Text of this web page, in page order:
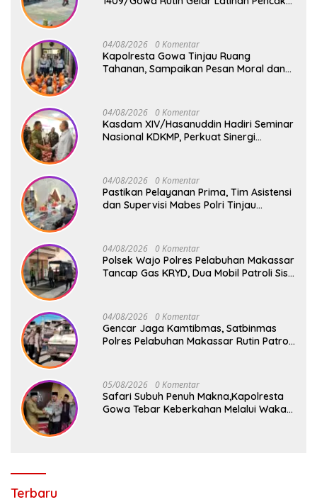
04/08/2026 0 Komentar
Kapolresta Gowa Tinjau Ruang
Tahanan, Sampaikan Pesan Moral dan
04/08/2026 0 Komentar
Kasdam XIV/Hasanuddin Hadiri Seminar
Nasional KDKMP, Perkuat Sinergi
04/08/2026 0 Komentar
Pastikan Pelayanan Prima, Tim Asistensi
dan Supervisi Mabes Polri Tinjau
04/08/2026 0 Komentar
Polsek Wajo Polres Pelabuhan Makassar
Tancap Gas KRYD, Dua Mobil Patroli Sisir
04/08/2026 0 Komentar
Gencar Jaga Kamtibmas, Satbinmas
Polres Pelabuhan Makassar Rutin Patroli
05/08/2026 0 Komentar
Safari Subuh Penuh Makna,Kapolresta
Gowa Tebar Keberkahan Melalui Wakaf
Terbaru